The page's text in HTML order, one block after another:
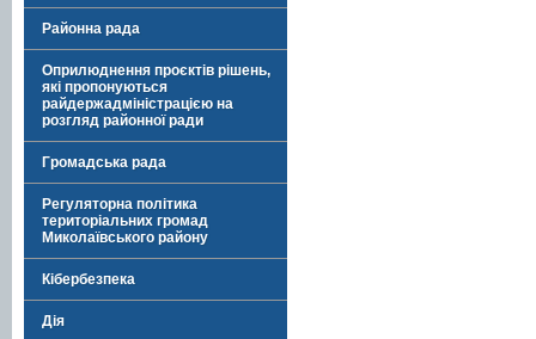
Районна рада
Оприлюднення проєктів рішень,
які пропонуються
райдержадміністрацією на
розгляд районної ради
Громадська рада
Регуляторна політика
територіальних громад
Миколаївського району
Кібербезпека
Дія